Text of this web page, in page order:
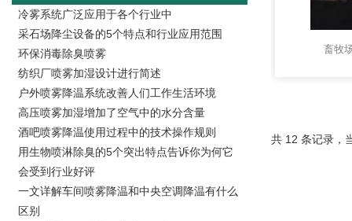
畜牧
共 12 条记录
冷雾系统广泛应用于各个行业中
采石场降尘设备的5个特点和行业应用范围
环保消毒除臭喷雾
纺织厂喷雾加湿设计进行简述
户外喷雾降温系统改善人们工作生活环境
高压喷雾加湿增加了空气中的水分含量
酒吧喷雾降温使用过程中的技术操作规则
用生物喷淋除臭的5个突出特点告诉你为何它
会受到行业好评
一文详解车间喷雾降温和中央空调降温有什么
区别